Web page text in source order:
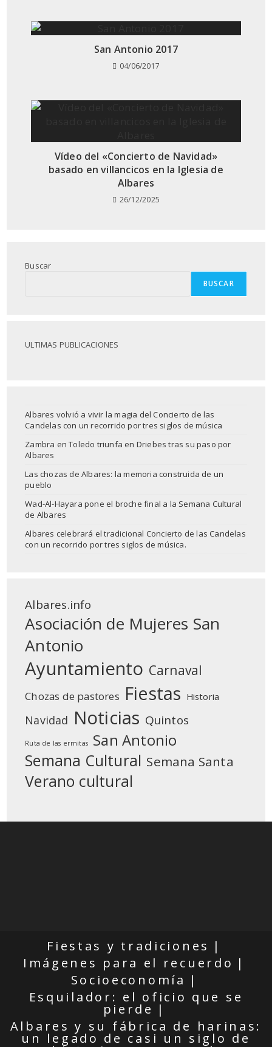
San Antonio 2017
04/06/2017
Vídeo del «Concierto de Navidad»
basado en villancicos en la Iglesia de
Albares
26/12/2025
Buscar
BUSCAR
ULTIMAS PUBLICACIONES
Albares volvió a vivir la magia del Concierto de las
Candelas con un recorrido por tres siglos de música
Zambra en Toledo triunfa en Driebes tras su paso por
Albares
Las chozas de Albares: la memoria construida de un
pueblo
Wad-Al-Hayara pone el broche final a la Semana Cultural
de Albares
Albares celebrará el tradicional Concierto de las Candelas
con un recorrido por tres siglos de música.
Albares.info
Asociación de Mujeres San
Antonio
Ayuntamiento Carnaval
Chozas de pastores Fiestas Historia
Navidad Noticias Quintos
Ruta de las ermitas San Antonio
Semana Cultural Semana Santa
Verano cultural
Fiestas y tradiciones
Imágenes para el recuerdo
Socioeconomía
Esquilador: el oficio que se
pierde
Albares y su fábrica de harinas:
un legado de casi un siglo de